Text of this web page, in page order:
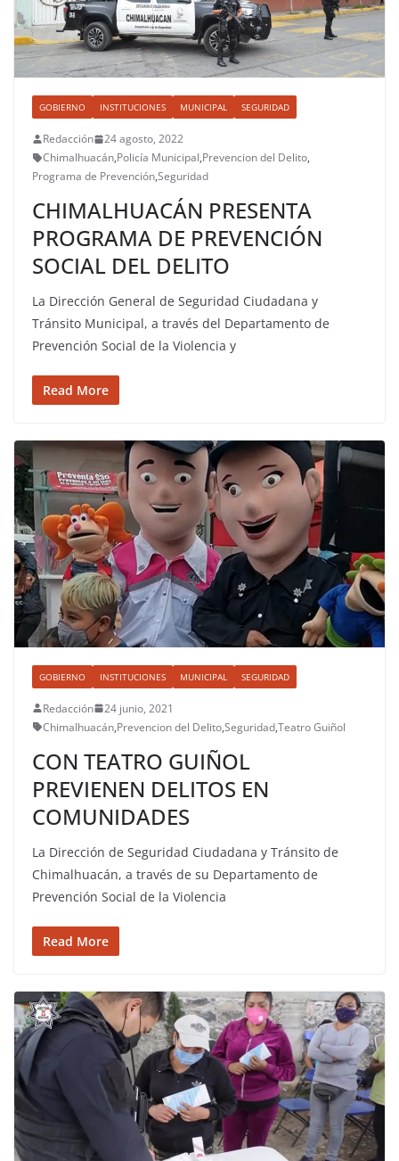
GOBIERNO INSTITUCIONES MUNICIPAL SEGURIDAD
Redacción
24 agosto, 2022
Chimalhuacán,Policía Municipal,Prevencion del Delito,
Programa de Prevención,Seguridad
CHIMALHUACÁN PRESENTA
PROGRAMA DE PREVENCIÓN
SOCIAL DEL DELITO
La Dirección General de Seguridad Ciudadana y
Tránsito Municipal, a través del Departamento de
Prevención Social de la Violencia y
Read More
GOBIERNO INSTITUCIONES MUNICIPAL SEGURIDAD
Redacción
24 junio, 2021
Chimalhuacán,Prevencion del Delito,Seguridad,Teatro Guiñol
CON TEATRO GUIÑOL
PREVIENEN DELITOS EN
COMUNIDADES
La Dirección de Seguridad Ciudadana y Tránsito de
Chimalhuacán, a través de su Departamento de
Prevención Social de la Violencia
Read More